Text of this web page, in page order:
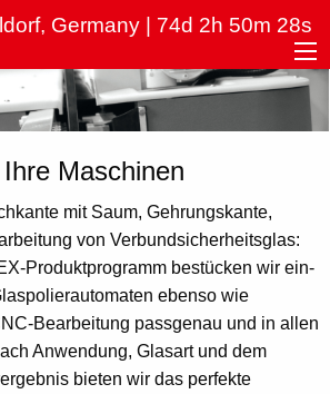
Germany | 74d 2h 50m 28s
Maschinen
mit Saum, Gehrungskante,
von Verbundsicherheitsglas:
Produktprogramm bestücken wir ein-
ebenso wie
Bearbeitung passgenau und in allen
Anwendung, Glasart und dem
bieten wir das perfekte